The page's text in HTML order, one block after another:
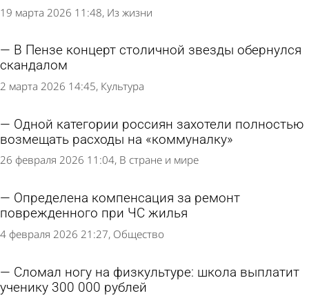
19 марта 2026 11:48 Из жизни
В Пензе концерт столичной звезды обернулся
скандалом
2 марта 2026 14:45 Культура
Одной категории россиян захотели полностью
возмещать расходы на «коммуналку»
26 февраля 2026 11:04 В стране и мире
Определена компенсация за ремонт
поврежденного при ЧС жилья
4 февраля 2026 21:27 Общество
Сломал ногу на физкультуре: школа выплатит
ученику 300 000 рублей